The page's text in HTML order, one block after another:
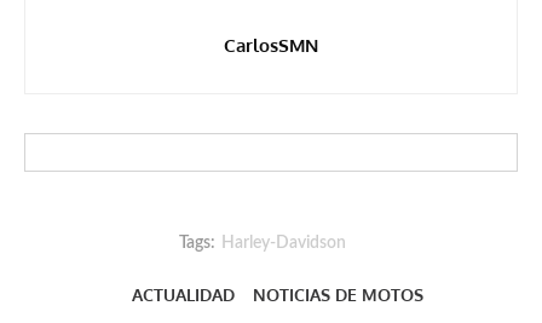
CarlosSMN
Tags: Harley-Davidson
ACTUALIDAD NOTICIAS DE MOTOS